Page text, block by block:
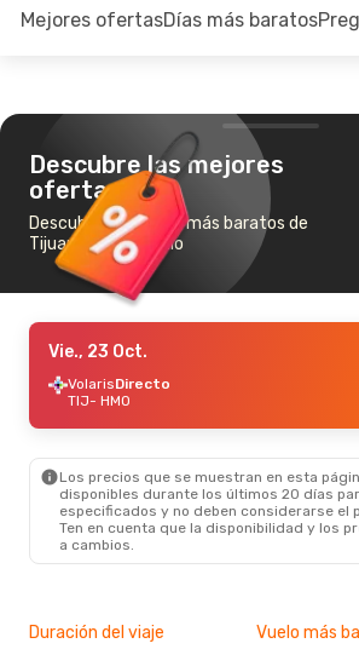
Mejores ofertasDías más baratos
Descubre las mejores
ofertas
Descubre los vuelos más baratos de
Tijuana a Hermosillo
Vie., 23 Oct.
VolarisDirecto
TIJ- HMO
Los precios que se muestran en esta
disponibles durante los últimos 20 días
especificados y no deben considerarse el
Ten en cuenta que la disponibilidad y los
a cambios.
Duración del viaje Vuelo más